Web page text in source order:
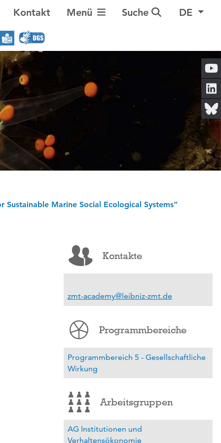
Kontakt Navigation umschalten
Menü Suche DE
Marine Social Ecological Systems”
Kontakte
zmt-academy@leibniz-zmt.de
Programmbereiche
Programmbereich 5 - Gesellschaftliche
Wirkung
Arbeitsgruppen
AG Institutionen und
Verhaltensökonomie